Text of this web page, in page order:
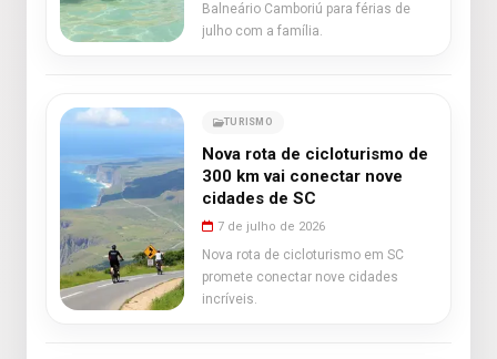
Balneário Camboriú para férias de
julho com a família.
TURISMO
Nova rota de cicloturismo de
300 km vai conectar nove
cidades de SC
7 de julho de 2026
Nova rota de cicloturismo em SC
promete conectar nove cidades
incríveis.